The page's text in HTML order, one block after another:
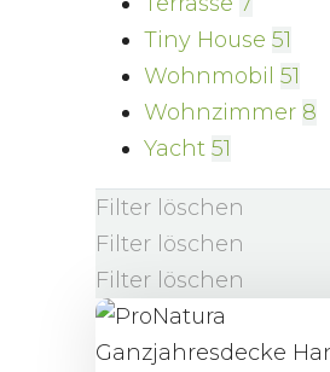
Tiny House 51
Wohnmobil 51
Wohnzimmer 8
Yacht 51
Filter löschen
Filter löschen
Filter löschen